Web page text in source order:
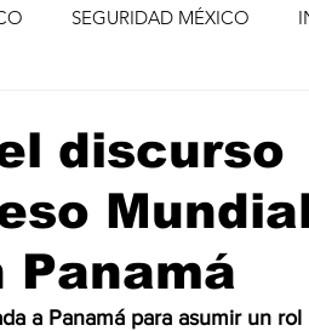
SEGURIDAD MÉXICO
ECONOMÍA
ENTRETENIMIENTO VIDA Y
ALFARO JALISCO-
discurso
Panamá
a Panamá para asumir un